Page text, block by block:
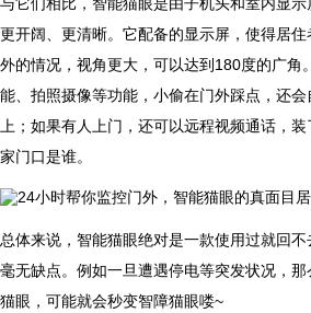
更开阔、更清晰。它配备的显示屏，使得居
外的情况，视角更大，可以达到180度的广角
能、拍照摄像等功能，小偷在门外踩点，还
上；如果有人上门，还可以远程视频通话，
家门口是谁。
总体来说，智能猫眼绝对是一款使用过就回不
毫无缺点。例如一旦遭遇停电等突发状况，
猫眼，可能就会秒变智障猫眼喽~